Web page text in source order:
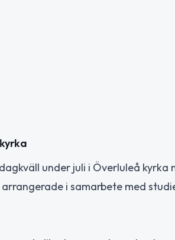
under juli i Överluleå
i samarbete med